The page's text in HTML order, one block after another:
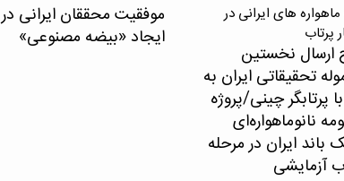
های ایرانی در
پرتاب
ارسال نخستین
تحقیقاتی ایران به
پرتابگر چینی/پروژه
نانوماهواره‌ای
باند ایران در مرحله
آزمایشی
موفقیت محققان ایرانی در
ایجاد «بیضه مصنوعی»